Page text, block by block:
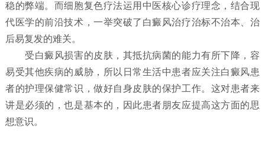
稳的弊端。而细胞复色疗法运用中医核心诊疗理念，结合现
代医学的前沿技术，一举突破了白癜风治疗治标不治本、治
后易复发的难关。
受白癜风损害的皮肤，其抵抗病菌的能力有所下降，容
易受其他疾病的威胁，所以日常生活中患者应关注白癜风患
者的护理保健常识，做好自身皮肤的保护工作。这对患者来
讲是必须的，也是基本的，因此患者朋友应提高这方面的思
想意识。